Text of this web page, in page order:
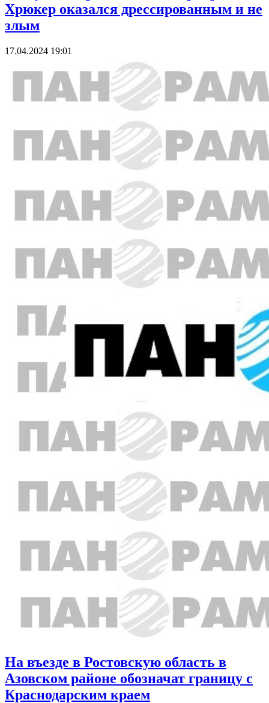
Хрюкер оказался дрессированным и не
злым
17.04.2024 19:01
На въезде в Ростовскую область в
Азовском районе обозначат границу с
Краснодарским краем